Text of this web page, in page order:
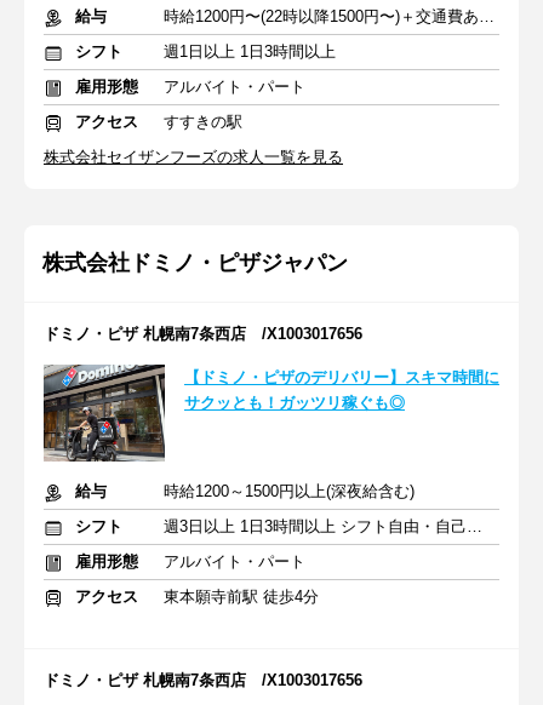
給与
時給1200円〜(22時以降1500円〜)＋交通費あり★
シフト
週1日以上 1日3時間以上
雇用形態
アルバイト・パート
アクセス
すすきの駅
株式会社セイザンフーズの求人一覧を見る
株式会社ドミノ・ピザジャパン
ドミノ・ピザ 札幌南7条西店 /X1003017656
【ドミノ・ピザのデリバリー】スキマ時間に
サクッとも！ガッツリ稼ぐも◎
給与
時給1200～1500円以上(深夜給含む)
シフト
週3日以上 1日3時間以上 シフト自由・自己申告
雇用形態
アルバイト・パート
アクセス
東本願寺前駅 徒歩4分
ドミノ・ピザ 札幌南7条西店 /X1003017656